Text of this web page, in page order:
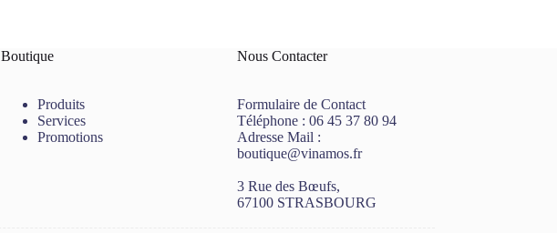
Boutique
Produits
Services
Promotions
Nous Contacter
Formulaire de Contact
Téléphone :06 45 37 80 94
Adresse Mail :
boutique@vinamos.fr
3 Rue des Bœufs,
67100 STRASBOURG